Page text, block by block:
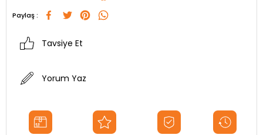
Paylaş :
Tavsiye Et
Yorum Yaz